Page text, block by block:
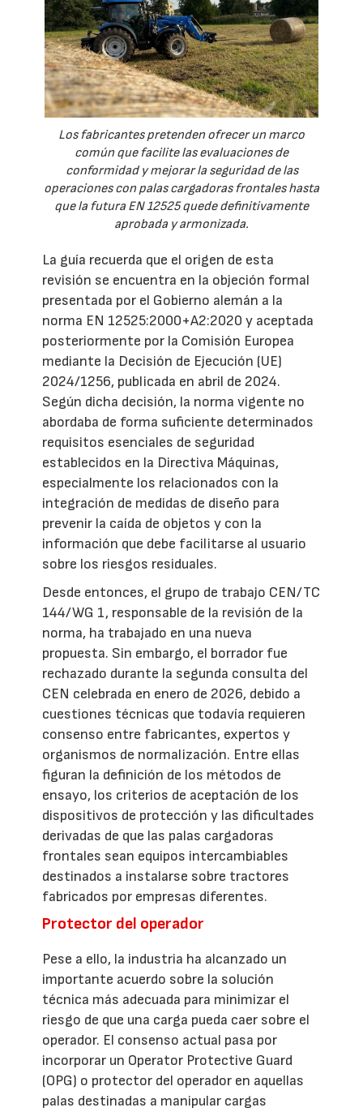
Los fabricantes pretenden ofrecer un marco
común que facilite las evaluaciones de
conformidad y mejorar la seguridad de las
operaciones con palas cargadoras frontales hasta
que la futura EN 12525 quede definitivamente
aprobada y armonizada.
La guía recuerda que el origen de esta
revisión se encuentra en la objeción formal
presentada por el Gobierno alemán a la
norma EN 12525:2000+A2:2020 y aceptada
posteriormente por la Comisión Europea
mediante la Decisión de Ejecución (UE)
2024/1256, publicada en abril de 2024.
Según dicha decisión, la norma vigente no
abordaba de forma suficiente determinados
requisitos esenciales de seguridad
establecidos en la Directiva Máquinas,
especialmente los relacionados con la
integración de medidas de diseño para
prevenir la caída de objetos y con la
información que debe facilitarse al usuario
sobre los riesgos residuales.
Desde entonces, el grupo de trabajo CEN/TC
144/WG 1, responsable de la revisión de la
norma, ha trabajado en una nueva
propuesta. Sin embargo, el borrador fue
rechazado durante la segunda consulta del
CEN celebrada en enero de 2026, debido a
cuestiones técnicas que todavía requieren
consenso entre fabricantes, expertos y
organismos de normalización. Entre ellas
figuran la definición de los métodos de
ensayo, los criterios de aceptación de los
dispositivos de protección y las dificultades
derivadas de que las palas cargadoras
frontales sean equipos intercambiables
destinados a instalarse sobre tractores
fabricados por empresas diferentes.
Protector del operador
Pese a ello, la industria ha alcanzado un
importante acuerdo sobre la solución
técnica más adecuada para minimizar el
riesgo de que una carga pueda caer sobre el
operador. El consenso actual pasa por
incorporar un Operator Protective Guard
(OPG) o protector del operador en aquellas
palas destinadas a manipular cargas